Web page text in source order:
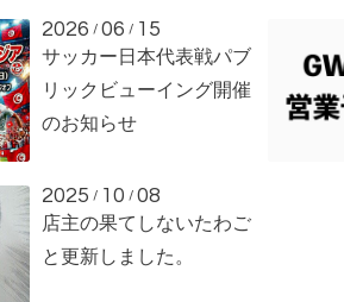
2026 / 06 / 15
サッカー日本代表戦パブ
リックビューイング開催
のお知らせ
2025 / 10 / 08
店主の果てしないたわご
と更新しました。